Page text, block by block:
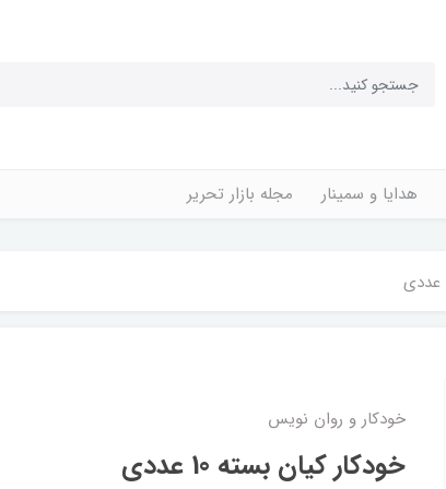
هدایا و سمینار مجله بازار تحریر
خودکار و روان نویس
خودکار کیان بسته 10 عددی